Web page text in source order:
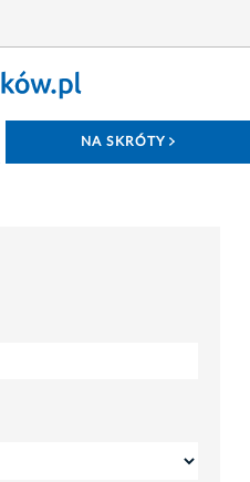
NA SKRÓTY